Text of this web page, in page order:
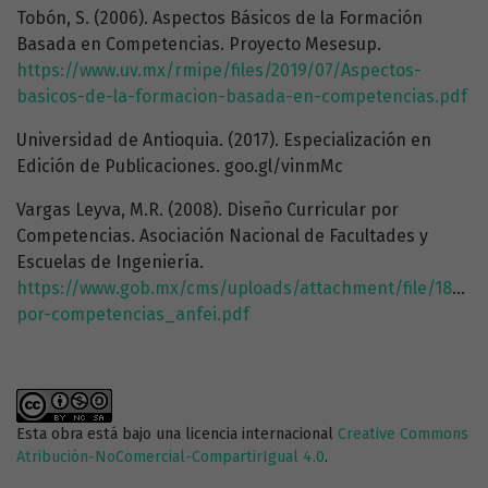
Tobón, S. (2006). Aspectos Básicos de la Formación
Basada en Competencias. Proyecto Mesesup.
https://www.uv.mx/rmipe/files/2019/07/Aspectos-
basicos-de-la-formacion-basada-en-competencias.pdf
Universidad de Antioquia. (2017). Especialización en
Edición de Publicaciones. goo.gl/vinmMc
Vargas Leyva, M.R. (2008). Diseño Curricular por
Competencias. Asociación Nacional de Facultades y
Escuelas de Ingeniería.
https://www.gob.mx/cms/uploads/attachment/file/
por-competencias_anfei.pdf
Esta obra está bajo una licencia internacional Creative Commons
Atribución-NoComercial-CompartirIgual 4.0.